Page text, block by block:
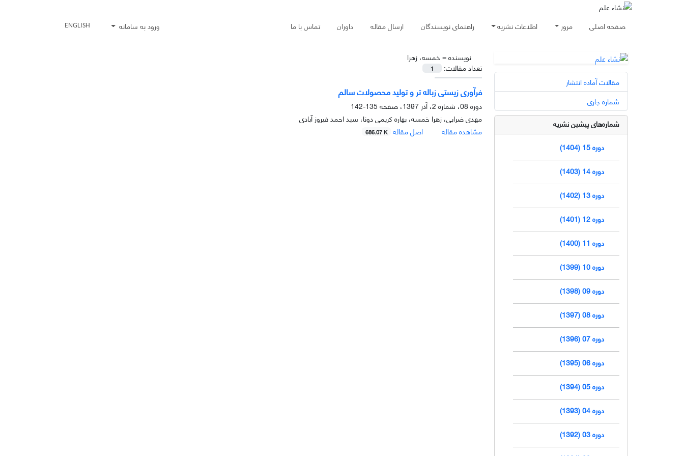
صفحه اصلی مرور اطلاعات نشریه راهنمای نویسندگان ارسال مقاله داوران تماس با ما ورود به سامانه ENGLISH
نویسنده = خمسه، زهرا
تعداد مقالات:
1
فرآوری زیستی زباله تر و تولید محصولات سالم
دوره 08، شماره 2، آذر 1397، صفحه
135-142
مهدی ضرابی، زهرا خمسه، بهاره کریمی دونا، سید احمد فیروز آبادی
مشاهده مقاله
اصل مقاله 686.07 K
مقالات آماده انتشار
شماره جاری
شماره‌های پیشین نشریه
دوره 15 (1404)
دوره 14 (1403)
دوره 13 (1402)
دوره 12 (1401)
دوره 11 (1400)
دوره 10 (1399)
دوره 09 (1398)
دوره 08 (1397)
دوره 07 (1396)
دوره 06 (1395)
دوره 05 (1394)
دوره 04 (1393)
دوره 03 (1392)